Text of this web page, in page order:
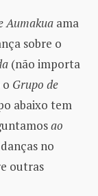
Aumakua ama
sobre o
(não importa
o Grupo de
abaixo tem
ao
no
outras